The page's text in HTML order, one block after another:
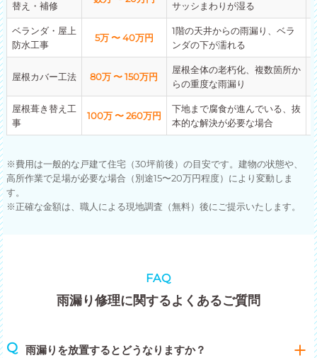
替え・補修
サッシまわりが湿る
ベランダ・屋上
防水工事
5万 〜 40万円
1階の天井からの雨漏り、ベラ
ンダの下が濡れる
屋根カバー工法 80万 〜 150万円
屋根全体の老朽化、複数箇所か
らの重度な雨漏り
屋根葺き替え工
事
100万 〜 260万円
下地まで腐食が進んでいる、抜
本的な解決が必要な場合
※費用は一般的な戸建て住宅（30坪前後）の目安です。建物の状態や、
高所作業で足場が必要な場合（別途15〜20万円程度）により変動しま
す。
※正確な金額は、職人による現地調査（無料）後にご提示いたします。
雨漏り修理に関するよくあるご質問
FAQ
雨漏りを放置するとどうなりますか？